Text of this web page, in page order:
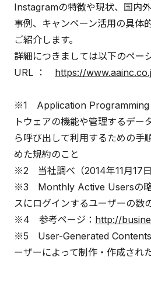
Instagramの特徴や現状、国内
事例、キャンペーン活用の具体
ご紹介します。
詳細につきましては以下のペー
URL ： https://
※1 Application Programming
トウェアの機能や管理するデー
ら呼び出して利用するための手
めた規約のこと
※2 当社調べ（2014年11月17日
※3 Monthly Active Usersの略
スにログインするユーザーの数
※4 参考ページ： http://
※5 User-Generated Contents
ーザーによって制作・作成され